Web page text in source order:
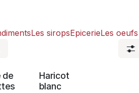
Les siropsEpicerieLes oeufs
de
Haricot
blanc